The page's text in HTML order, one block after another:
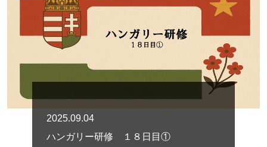
2025.09.04
ハンガリー研修 １８日目①